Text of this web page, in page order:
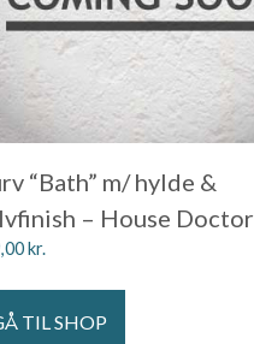
“Bath” m/ hylde &
– House Doctor
kr.
TIL SHOP